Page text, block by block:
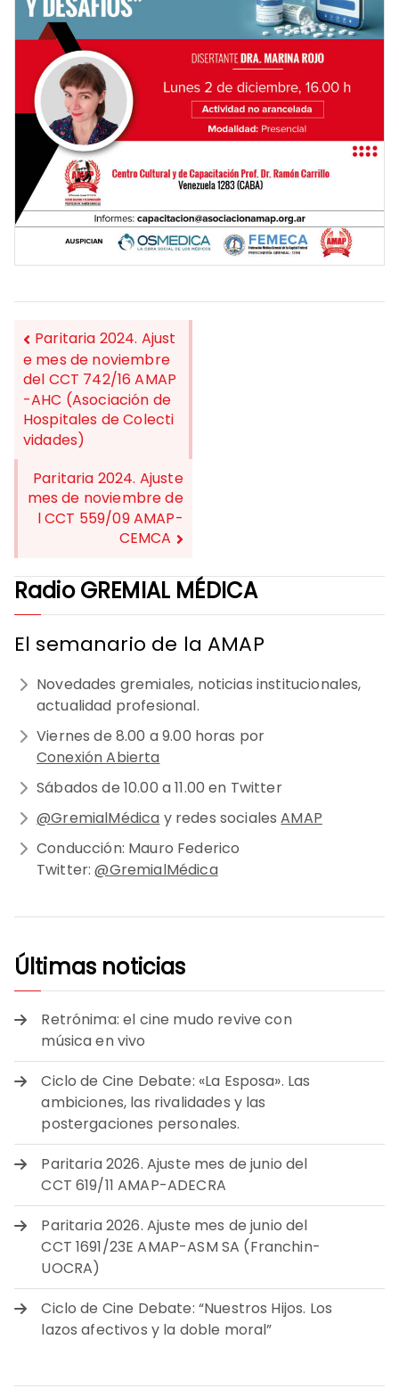
NAVEGACIÓN
DE
ENTRADAS
Paritaria 2024. Ajust
e mes de noviembre
del CCT 742/16 AMAP
-AHC (Asociación de
Hospitales de Colecti
vidades)
Paritaria 2024. Ajuste
mes de noviembre de
l CCT 559/09 AMAP-
CEMCA
Radio GREMIAL MÉDICA
El semanario de la AMAP
Novedades gremiales, noticias institucionales,
actualidad profesional.
Viernes de 8.00 a 9.00 horas por
Conexión Abierta
Sábados de 10.00 a 11.00 en Twitter
@GremialMédica y redes socialesAMAP
Conducción: Mauro Federico
Twitter:@GremialMédica
Últimas noticias
Retrónima: el cine mudo revive con
música en vivo
Ciclo de Cine Debate: «La Esposa». Las
ambiciones, las rivalidades y las
postergaciones personales.
Paritaria 2026. Ajuste mes de junio del
CCT 619/11 AMAP-ADECRA
Paritaria 2026. Ajuste mes de junio del
CCT 1691/23E AMAP-ASM SA (Franchin-
UOCRA)
Ciclo de Cine Debate: “Nuestros Hijos. Los
lazos afectivos y la doble moral”